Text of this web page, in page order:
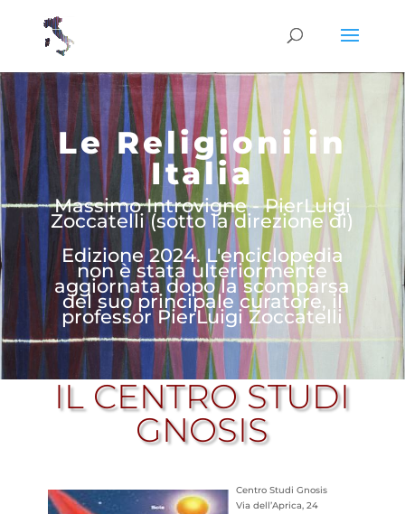
Le Religioni in
Italia
Massimo Introvigne - PierLuigi
Zoccatelli (sotto la direzione di)
Edizione 2024. L'enciclopedia
non è stata ulteriormente
aggiornata dopo la scomparsa
del suo principale curatore, il
professor PierLuigi Zoccatelli
IL CENTRO STUDI
GNOSIS
Centro Studi Gnosis
Via dell’Aprica, 24